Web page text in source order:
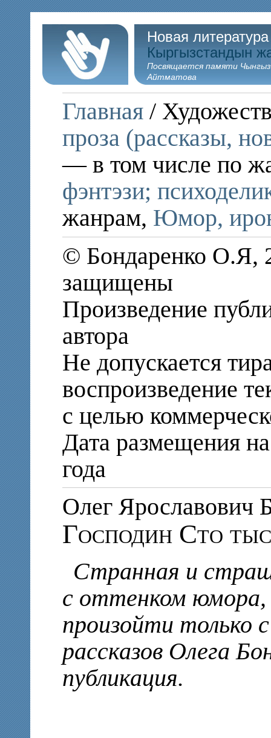
Новая
Кыргызстандын
Посвящается памяти
Айтматова
Главная /
проза (рассказы,
— в том числе по
фэнтэзи;
жанрам, Юмор,
© Бондаренко О.Я,
защищены
Произведение
автора
Не допускается
воспроизведение
с целью
Дата размещения
года
Олег
Господин Сто
Странная и
с оттенком
произойти только
рассказов Олега
публикация.